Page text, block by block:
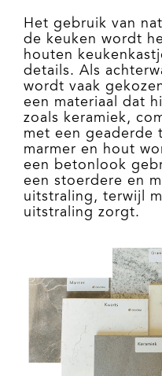
Het gebruik van
de keuken wordt
houten
details. Als
wordt vaak
een materiaal dat
zoals keramiek,
met een geaderde
marmer en hout
een betonlook
een stoerdere en
uitstraling, terwijl
uitstraling zorgt.